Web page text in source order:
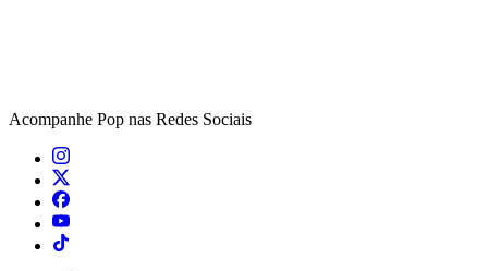
Acompanhe Pop nas Redes Sociais